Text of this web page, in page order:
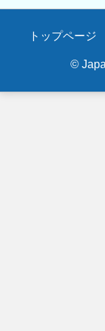
Secondary
トップページ
©